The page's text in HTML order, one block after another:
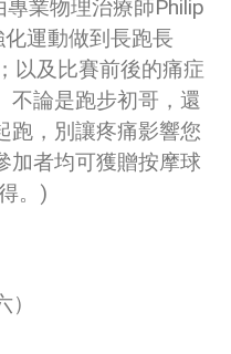
專業物理治療師Philip
運動做到長跑長
以及比賽前後的痛症
不論是跑步初哥，還
跑，別讓疼痛影響您
加者均可獲贈按摩球
。)